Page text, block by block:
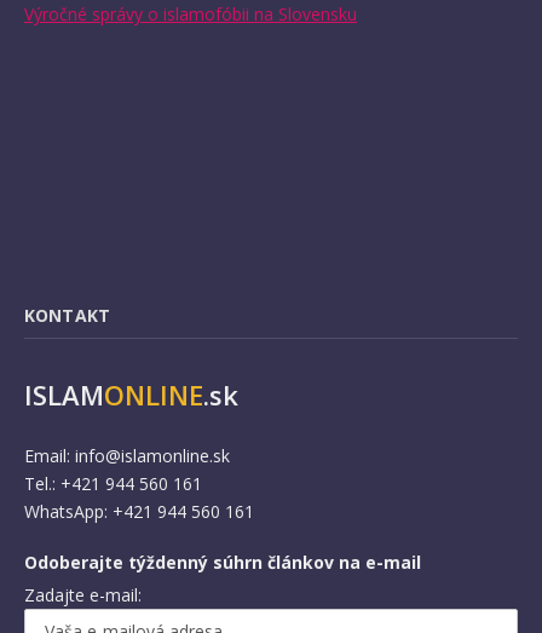
Výročné správy o islamofóbii na Slovensku
KONTAKT
ISLAMONLINE.sk
Email: info@islamonline.sk
Tel.: +421 944 560 161
WhatsApp: +421 944 560 161
Odoberajte týždenný súhrn článkov na e-mail
Zadajte e-mail: